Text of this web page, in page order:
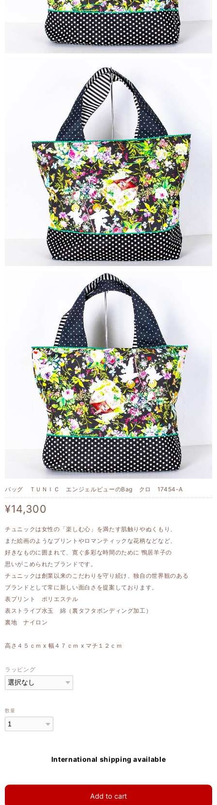
バッグ ＴＵＮＩＣ エンジェルビューのBag クロ 17454-A
¥14,300
チュニックは女性の「楽しむ心」を満たす肌触りやぬくもり、
また絵画のようなプリントやロマンティックな花柄などなど、
好きなものに囲まれて、寛ぐ多彩な時間のために 鴨居羊子の
思いがこめられたブランドです。
チュニックは創業以来のこだわりを守り続け、独自の世界観のある
ブランドとして常に新しい面白さを提案しております。
表プリント ポリエステル
表ストライプ水玉 綿（裏タフタボンディング加工）
裏地 ナイロン
高さ４５ｃｍ x 幅４７ｃｍ x マチ１２ｃｍ
ラッピング
数量
International shipping available
Add to cart